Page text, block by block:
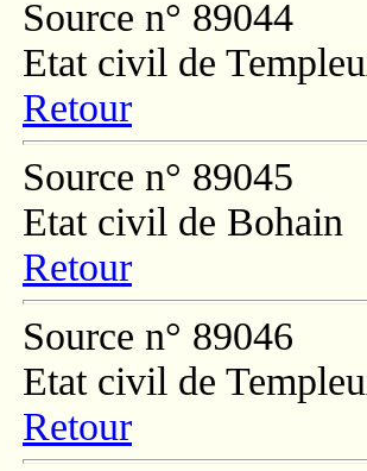
Source n° 89044
Etat civil de
Retour
Source n° 89045
Etat civil de Bohain
Retour
Source n° 89046
Etat civil de
Retour